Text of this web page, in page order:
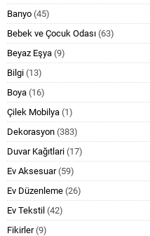
Banyo (45)
Bebek ve Çocuk Odası (63)
Beyaz Eşya (9)
Bilgi (13)
Boya (16)
Çilek Mobilya (1)
Dekorasyon (383)
Duvar Kağıtlari (17)
Ev Aksesuar(59)
Ev Düzenleme (26)
Ev Tekstil (42)
Fikirler(9)